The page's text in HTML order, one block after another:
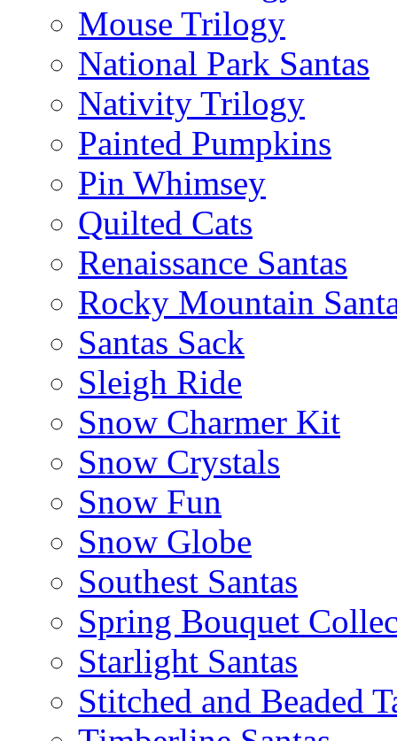
Mouse Trilogy
National Park Santas
Nativity Trilogy
Painted Pumpkins
Pin Whimsey
Quilted Cats
Renaissance Santas
Rocky Mountain
Santas Sack
Sleigh Ride
Snow Charmer Kit
Snow Crystals
Snow Fun
Snow Globe
Southest Santas
Spring Bouquet
Starlight Santas
Stitched and Beaded